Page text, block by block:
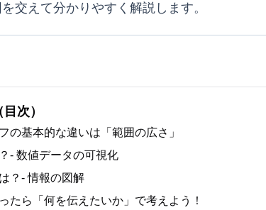
交えて分かりやすく解説します。
次）
の基本的な違いは「範囲の広さ」
- 数値データの可視化
？- 情報の図解
たら「何を伝えたいか」で考えよう！